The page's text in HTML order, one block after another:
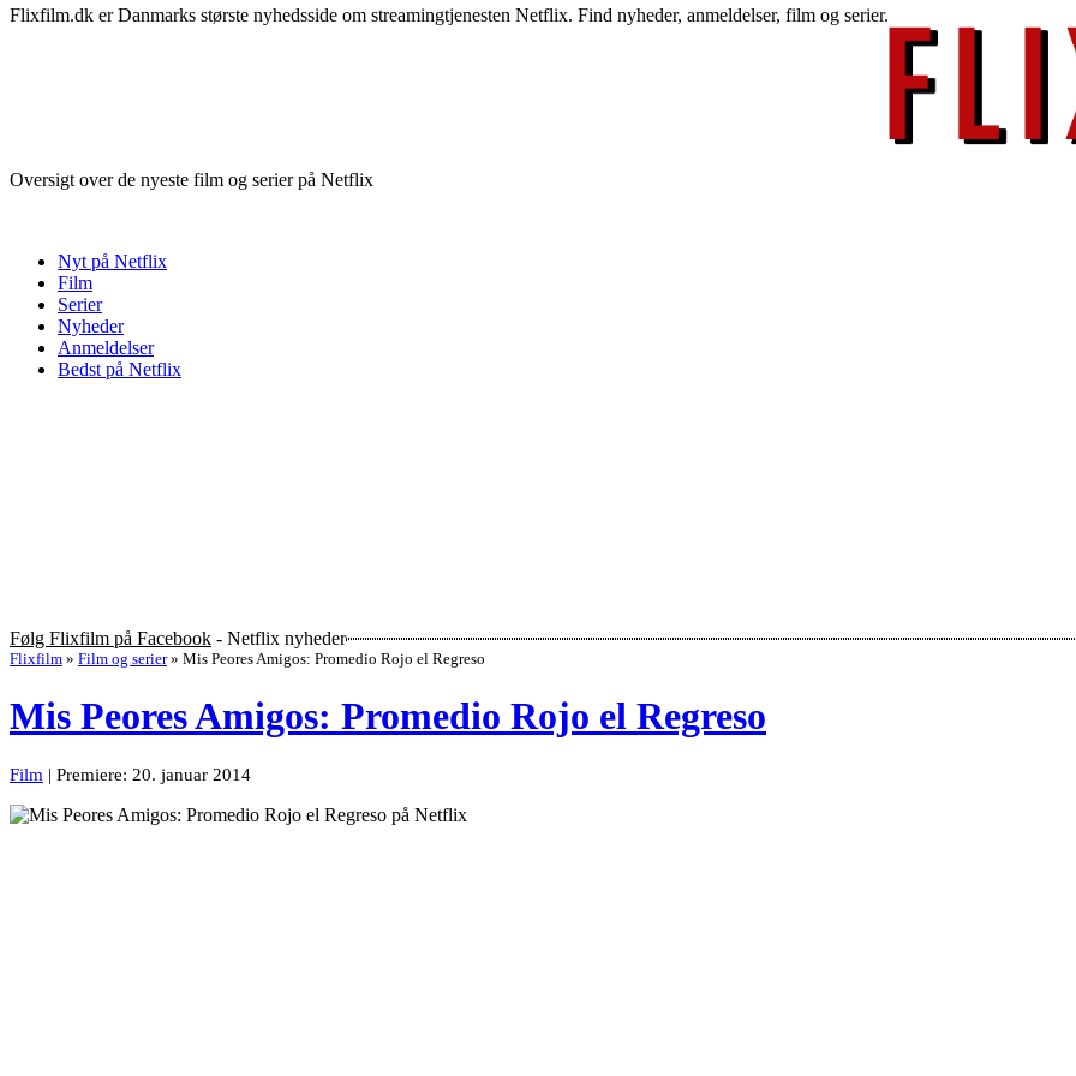
Flixfilm.dk er Danmarks største nyhedsside om streamingtjenesten Netflix. Find nyheder, anmeldelser, film og serier.
Oversigt over de nyeste film og serier på Netflix
Nyt på Netflix
Film
Serier
Nyheder
Anmeldelser
Bedst på Netflix
Følg Flixfilm på Facebook - Netflix nyheder
Flixfilm » Film og serier » Mis Peores Amigos: Promedio Rojo el Regreso
Mis Peores Amigos: Promedio Rojo el Regreso
Film | Premiere: 20. januar 2014